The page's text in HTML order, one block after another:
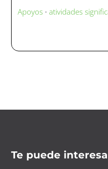
Apoyos ·atividades
Te puede